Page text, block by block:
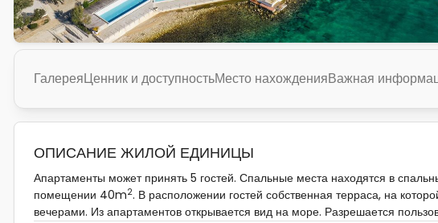
ГалереяЦенник и доступностьМесто нахожденияВажная
ОПИСАНИЕ ЖИЛОЙ ЕДИНИЦЫ
Апартаменты может принять 5 гостей. Спальные места находятся в
помещении 40m2. В расположении гостей собственная терраса, на
вечерами. Из апартаментов открывается вид на море. Разрешается